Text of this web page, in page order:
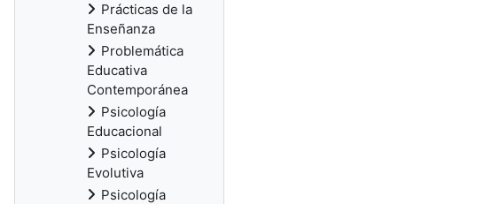
Prácticas de la
Enseñanza
Problemática
Educativa
Contemporánea
Psicología
Educacional
Psicología
Evolutiva
Psicología